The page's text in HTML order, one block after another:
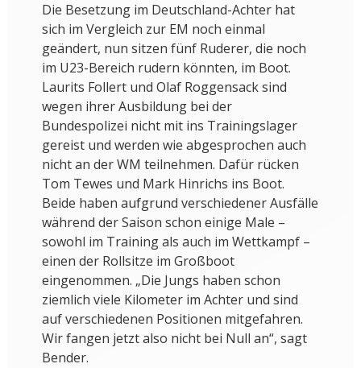
Die Besetzung im Deutschland-Achter hat
sich im Vergleich zur EM noch einmal
geändert, nun sitzen fünf Ruderer, die noch
im U23-Bereich rudern könnten, im Boot.
Laurits Follert und Olaf Roggensack sind
wegen ihrer Ausbildung bei der
Bundespolizei nicht mit ins Trainingslager
gereist und werden wie abgesprochen auch
nicht an der WM teilnehmen. Dafür rücken
Tom Tewes und Mark Hinrichs ins Boot.
Beide haben aufgrund verschiedener Ausfälle
während der Saison schon einige Male –
sowohl im Training als auch im Wettkampf –
einen der Rollsitze im Großboot
eingenommen. „Die Jungs haben schon
ziemlich viele Kilometer im Achter und sind
auf verschiedenen Positionen mitgefahren.
Wir fangen jetzt also nicht bei Null an“, sagt
Bender.